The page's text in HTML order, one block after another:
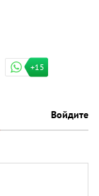
+15
Войдите